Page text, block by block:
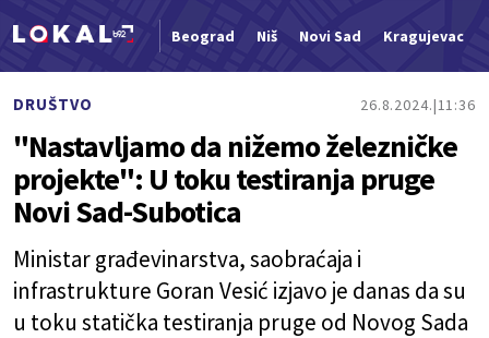
Beograd Niš Novi Sad Kragujevac
DRUŠTVO 26.8.2024. 11:36
"Nastavljamo da nižemo železničke
projekte": U toku testiranja pruge
Novi Sad-Subotica
Ministar građevinarstva, saobraćaja i
infrastrukture Goran Vesić izjavo je danas da su
u toku statička testiranja pruge od Novog Sada